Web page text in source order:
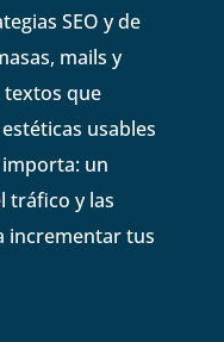
SEO y de
mails y
textos que
usables
un
tráfico y las
incrementar tus